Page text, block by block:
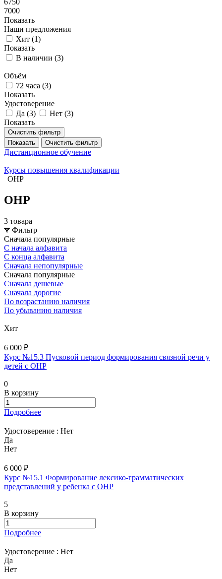
6750
7000
Показать
Наши предложения
Хит (1)
Показать
В наличии (3)
Объём
72 часа (3)
Показать
Удостоверение
Да (3) Нет (3)
Показать
Очистить фильтр
Показать
Очистить фильтр
Дистанционное обучение
Курсы повышения квалификации
ОНР
ОНР
3 товара
Фильтр
Сначала популярные
С начала алфавита
С конца алфавита
Сначала непопулярные
Сначала популярные
Сначала дешевые
Сначала дорогие
По возрастанию наличия
По убыванию наличия
Хит
6 000 ₽
Курс №15.3 Пусковой период формирования связной речи у
детей с ОНР
0
В корзину
Подробнее
Удостоверение : Нет
Да
Нет
6 000 ₽
Курс №15.1 Формирование лексико-грамматических
представлений у ребенка с ОНР
5
В корзину
Подробнее
Удостоверение : Нет
Да
Нет